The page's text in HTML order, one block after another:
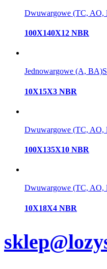
Dwuwargowe (TC, AO,
100X140X12 NBR
Jednowargowe (A, BA)
10X15X3 NBR
Dwuwargowe (TC, AO,
100X135X10 NBR
Dwuwargowe (TC, AO,
10X18X4 NBR